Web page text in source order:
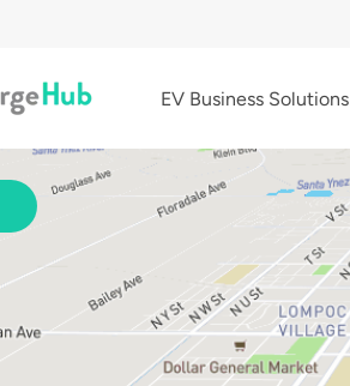
EV Business Solutions